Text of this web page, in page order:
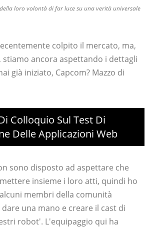
loro volontà di far luce su una verità universale
colpito il mercato, ma,
stiamo ancora aspettando i dettagli
già iniziato, Capcom? Mazzo di
Colloquio Sul Test Di
Delle Applicazioni Web
sono disposto ad aspettare che
insieme i loro atti, quindi ho
membri della comunità
una mano e creare il cast di
robot'. L'equipaggio qui ha